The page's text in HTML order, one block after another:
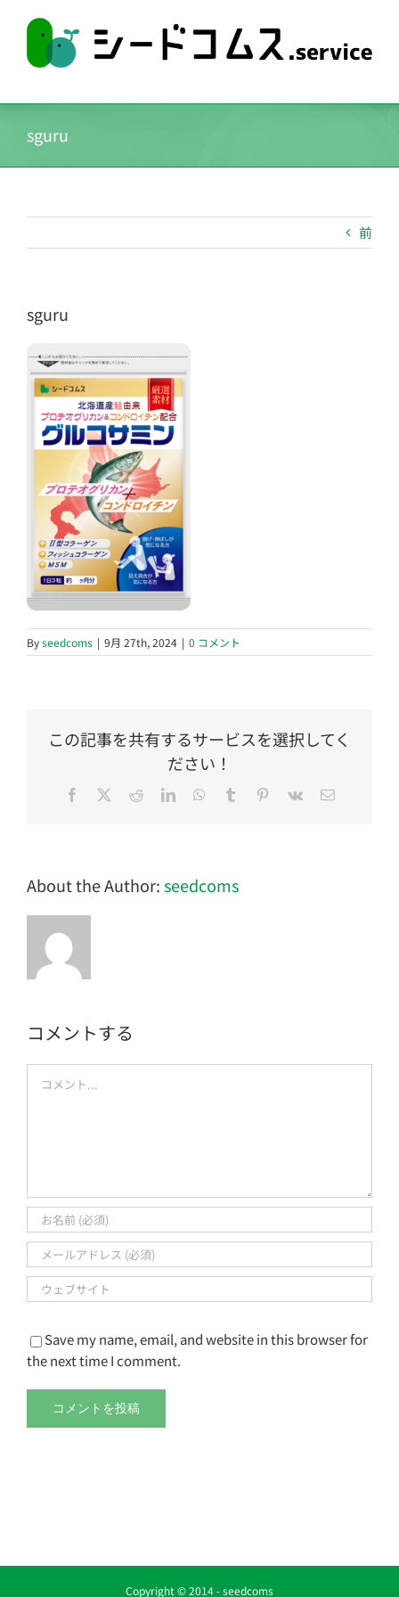
content
sguru
前
sguru
Byseedcoms | 9月 27th, 2024 | 0 コメント
この記事を共有するサービスを選択してく
ださい！
Facebook
TwitterRedditLinkedInWhatsApp
Tumblr Pinterest
Vk
電
About the Author:seedcoms
コメントする
Save my name, email, and website in this browser for
the next time I comment.
Copyright © 2014 -seedcoms